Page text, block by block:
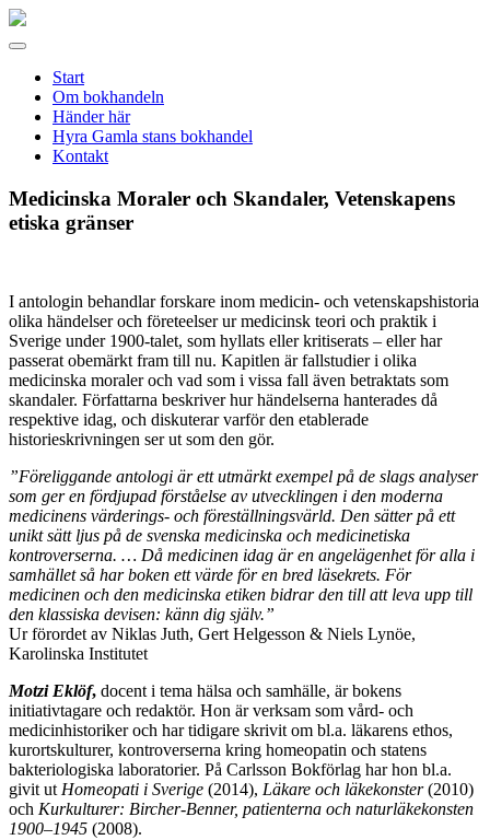
Gamla
Meny
Start
Om bokhandeln
Händer här
Hyra Gamla stans bokhandel
Kontakt
Medicinska Moraler och Skandaler, Vetenskapens
etiska gränser
I antologin behandlar forskare inom medicin- och vetenskapshistoria
olika händelser och företeelser ur medicinsk teori och praktik i
Sverige under 1900-talet, som hyllats eller kritiserats – eller har
passerat obemärkt fram till nu. Kapitlen är fallstudier i olika
medicinska moraler och vad som i vissa fall även betraktats som
skandaler. Författarna beskriver hur händelserna hanterades då
respektive idag, och diskuterar varför den etablerade
historieskrivningen ser ut som den gör.
”Föreliggande antologi är ett utmärkt exempel på de slags analyser
som ger en fördjupad förståelse av utvecklingen i den moderna
medicinens värderings- och föreställningsvärld. Den sätter på ett
unikt sätt ljus på de svenska medicinska och medicinetiska
kontroverserna. … Då medicinen idag är en angelägenhet för alla i
samhället så har boken ett värde för en bred läsekrets. För
medicinen och den medicinska etiken bidrar den till att leva upp till
den klassiska devisen: känn dig själv.”
Ur förordet av Niklas Juth, Gert Helgesson & Niels Lynöe,
Karolinska Institutet
Motzi Eklöf, docent i tema hälsa och samhälle, är bokens
initiativtagare och redaktör. Hon är verksam som vård- och
medicinhistoriker och har tidigare skrivit om bl.a. läkarens ethos,
kurortskulturer, kontroverserna kring homeopatin och statens
bakteriologiska laboratorier. På Carlsson Bokförlag har hon bl.a.
givit utHomeopati i Sverige (2014), Läkare och läkekonster(2010)
och Kurkulturer: Bircher-Benner, patienterna och naturläkekonsten
1900–1945 (2008).